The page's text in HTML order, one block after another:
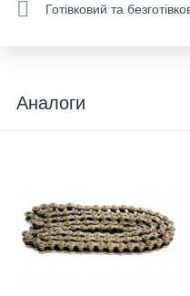
Готівковий та
Аналоги